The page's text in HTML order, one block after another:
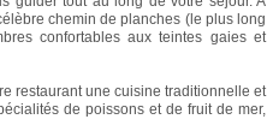
chemin de planches (le plus long
confortables aux teintes gaies et
restaurant une cuisine traditionnelle et
de poissons et de fruit de mer,